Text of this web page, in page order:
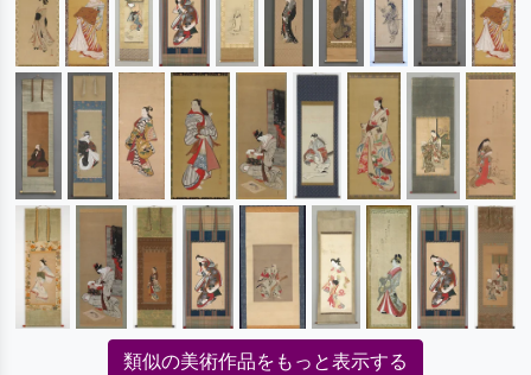
類似の美術作品をもっと表示する